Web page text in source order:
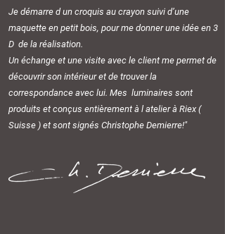
Je démarre d un croquis au crayon suivi d’une
maquette en petit bois, pour me donner une idée en 3
D de la réalisation.
Un échange et une visite avec le client me permet de
découvrir son intérieur et de trouver la
correspondance avec lui. Mes luminaires sont
produits et conçus entièrement à l atelier à Riex (
Suisse ) et sont signés Christophe Demierre!"